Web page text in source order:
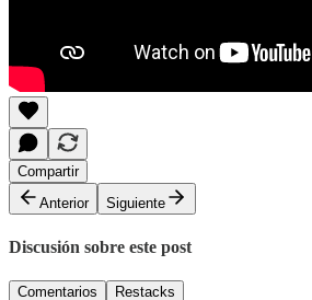
Compartir
Anterior
Siguiente
Discusión sobre este post
Comentarios Restacks